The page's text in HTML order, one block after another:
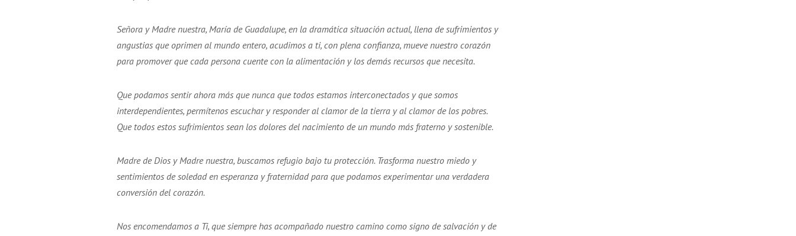
Señora y Madre nuestra, María de Guadalupe, en la dramática situación actual, llena de sufrimientos y
angustias que oprimen al mundo entero, acudimos a ti, con plena confianza, mueve nuestro corazón
para promover que cada persona cuente con la alimentación y los demás recursos que necesita.
Que podamos sentir ahora más que nunca que todos estamos interconectados y que somos
interdependientes, permítenos escuchar y responder al clamor de la tierra y al clamor de los pobres.
Que todos estos sufrimientos sean los dolores del nacimiento de un mundo más fraterno y sostenible.
Madre de Dios y Madre nuestra, buscamos refugio bajo tu protección. Trasforma nuestro miedo y
sentimientos de soledad en esperanza y fraternidad para que podamos experimentar una verdadera
conversión del corazón.
Nos encomendamos a Ti, que siempre has acompañado nuestro camino como signo de salvación y de